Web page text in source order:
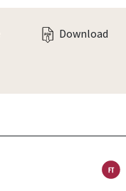
Download